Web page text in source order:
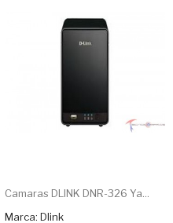
Camaras DLINK DNR-326 Ya...
Marca: Dlink